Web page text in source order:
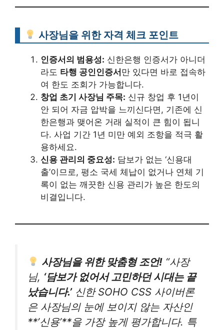
사장님을 위한 자격 체크 포인트
인증서의 범용성: 신한은행 인증서가 아니더
라도 타행 공인인증서 만 있다면 바로 접속하
여 한도 조회가 가능합니다.
창업 초기 사장님 주목: 신규 창업 후 1년이
안 되어 자금 압박을 느끼신다면, 기존에 신
한은행과 맺어온 거래 실적이 큰 힘이 됩니
다. 사업 기간 1년 미만 예외 조항을 적극 활
용하세요.
신용 관리의 중요성: 담보가 없는 ‘신용대
출’이므로, 평소 국세 체납이 없거나 연체 기
록이 없는 깨끗한 신용 관리가 높은 한도의
비결입니다.
사장님을 위한 맞춤형 조언! “사장
님, ‘담보가 없어서 고민하던 시대는 끝
났습니다.’신한 SOHO CSS 사이버론
은 사장님의 눈에 보이지 않는 자산인
**’신용’**을 가장 높게 평가합니다. 특